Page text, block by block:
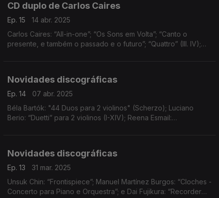
CD duplo de Carlos Caires
Ep. 15
14 abr. 2025
Carlos Caires: “All-in-one”; “Os Sons em Volta”; “Canto o
presente, e também o passado e o futuro”; “Quattro” (III. IV);
Novidades discográficas
Ep. 14
07 abr. 2025
Béla Bartók: "44 Duos para 2 violinos" (Scherzo); Luciano
Berio: “Duetti” para 2 violinos (I-XIV); Reena Esmail:
Novidades discográficas
Ep. 13
31 mar. 2025
Unsuk Chin: “Frontispiece”; Manuel Martínez Burgos: “Cloches -
Concerto para Piano e Orquestra”; e Dai Fujikura: “Recorder